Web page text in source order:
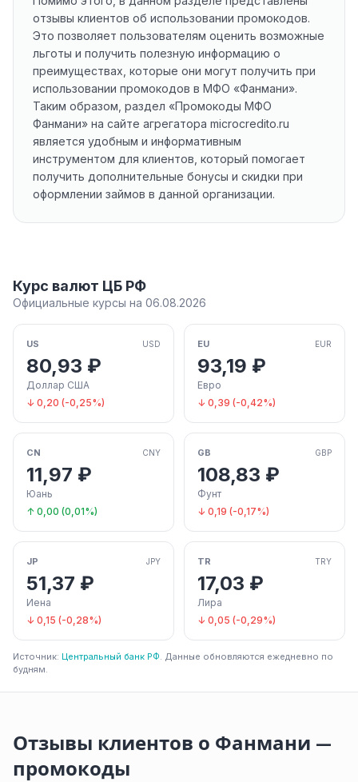
отзывы клиентов об использовании промокодов.
Это позволяет пользователям оценить возможные
льготы и получить полезную информацию о
преимуществах, которые они могут получить при
использовании промокодов в МФО «Фанмани».
Таким образом, раздел «Промокоды МФО
Фанмани» на сайте агрегатора microcredito.ru
является удобным и информативным
инструментом для клиентов, который помогает
получить дополнительные бонусы и скидки при
оформлении займов в данной организации.
Курс валют ЦБ РФ
Официальные курсы на 06.08.2026
US USD
80,93 ₽
Доллар США
↓ 0,20 (-0,25%)
EU EUR
93,19 ₽
Евро
↓ 0,39 (-0,42%)
CN CNY
11,97 ₽
Юань
↑ 0,00 (0,01%)
GB GBP
108,83 ₽
Фунт
↓ 0,19 (-0,17%)
JP JPY
51,37 ₽
Иена
↓ 0,15 (-0,28%)
TR TRY
17,03 ₽
Лира
↓ 0,05 (-0,29%)
Источник: Центральный банк РФ. Данные обновляются ежедневно по
будням.
Отзывы клиентов о Фанмани —
промокоды